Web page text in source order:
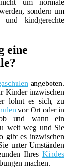
um normale
sondern um
kindgerechte
eine
angeboten.
Kinder inzwischen
lohnt es sich, zu
vor Ort oder in
und wann ein
weit weg und Sie
gibt es inzwischen
unter Umständen
IhresKindes
machen.